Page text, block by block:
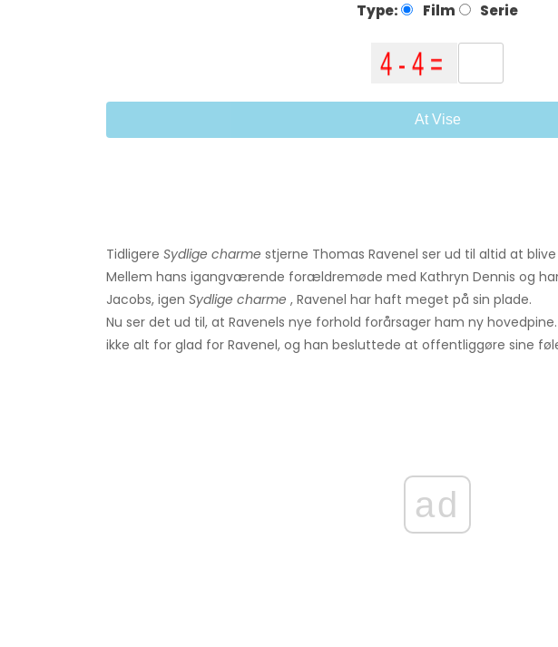
Type: Film Serie
At Vise
Tidligere Sydlige charme stjerne Thomas Ravenel ser ud til altid at
Mellem hans igangværende forældremøde med Kathryn Dennis og
Jacobs, igen Sydlige charme , Ravenel har haft meget på sin plade.
Nu ser det ud til, at Ravenels nye forhold forårsager ham ny
ikke alt for glad for Ravenel, og han besluttede at offentliggøre sine
ad